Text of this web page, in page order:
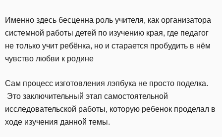
Именно здесь бесценна роль учителя, как организатора
системной работы детей по изучению края, где педагог
не только учит ребёнка, но и старается пробудить в нём
чувство любви к родине
Сам процесс изготовления лэпбука не просто поделка.
Это заключительный этап самостоятельной
исследовательской работы, которую ребенок проделал в
ходе изучения данной темы.